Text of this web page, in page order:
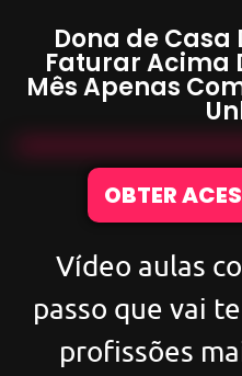
Dona de Casa
Faturar Acima
Mês Apenas
OBTER
Vídeo aulas
passo que vai
profissões